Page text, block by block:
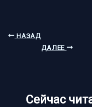
НАЗАД
ДАЛЕЕ
Сейчас